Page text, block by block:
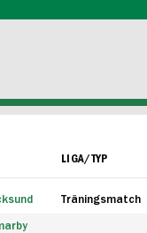
LIGA/TYP
Träningsmatch